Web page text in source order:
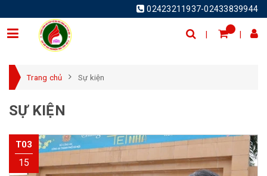
02423211937-02433839944
Trang chủ Sự kiện
SỰ KIỆN
T03
15